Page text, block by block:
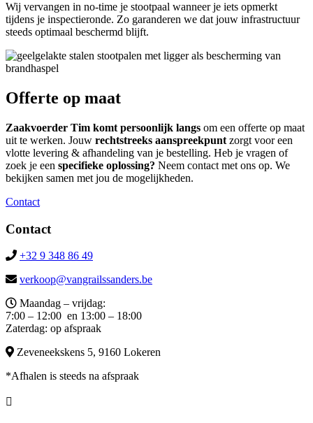
Wij vervangen in no-time je stootpaal wanneer je iets opmerkt
tijdens je inspectieronde. Zo garanderen we dat jouw infrastructuur
steeds optimaal beschermd blijft.
Offerte op maat
Zaakvoerder Tim komt persoonlijk langs om een offerte op maat
uit te werken. Jouw rechtstreeks aanspreekpunt zorgt voor een
vlotte levering & afhandeling van je bestelling. Heb je vragen of
zoek je een specifieke oplossing? Neem contact met ons op. We
bekijken samen met jou de mogelijkheden.
Contact
Contact
+32 9 348 86 49
verkoop@vangrailssanders.be
Maandag – vrijdag:
7:00 – 12:00 en 13:00 – 18:00
Zaterdag: op afspraak
Zeveneekskens 5, 9160 Lokeren
*Afhalen is steeds na afspraak
